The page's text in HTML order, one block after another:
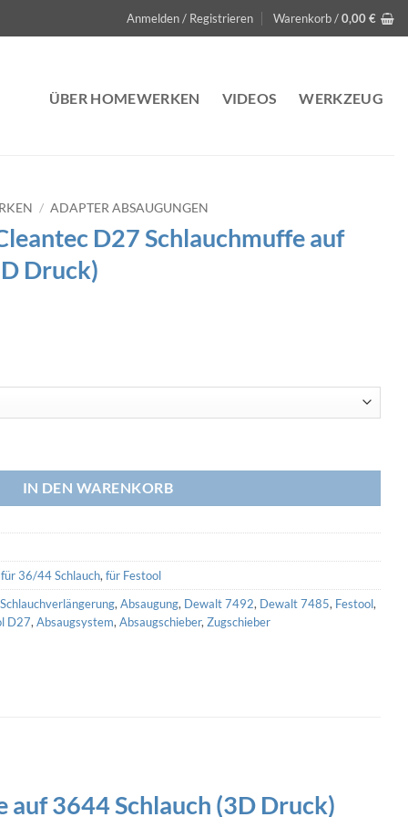
Anmelden / Registrieren Warenkorb /0,00€
ÜBER HOMEWERKEN VIDEOS WERKZEUG
/ ADAPTER ABSAUGUNGEN
D27 Schlauchmuffe auf
Druck)
IN DEN WARENKORB
für 36/44 Schlauch, für Festool
Schlauchverlängerung, Absaugung, Dewalt 7492, Dewalt 7485, Festool,
D27, Absaugsystem, Absaugschieber, Zugschieber
3644 Schlauch (3D Druck)